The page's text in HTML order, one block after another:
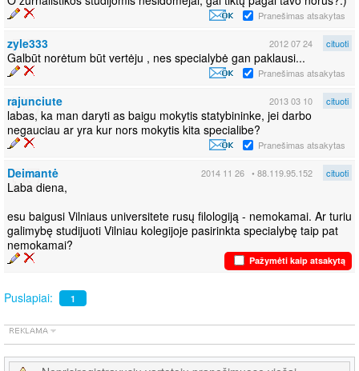
Pranešimas atsakytas
zyle333 2012 07 24 cituoti
Galbūt norėtum būt vertėju , nes specialybė gan paklausi...
Pranešimas atsakytas
rajunciute 2013 03 10 cituoti
labas, ka man daryti as baigu mokytis statybininke, jei darbo
negauciau ar yra kur nors mokytis kita specialibe?
Pranešimas atsakytas
Deimantė 2014 11 26 • 88.119.95.152 cituoti
Laba diena,
esu baigusi Vilniaus universitete rusų filologiją - nemokamai. Ar turiu
galimybę studijuoti Vilniau kolegijoje pasirinkta specialybę taip pat
nemokamai?
Pažymėti kaip atsakytą
Puslapiai: 1